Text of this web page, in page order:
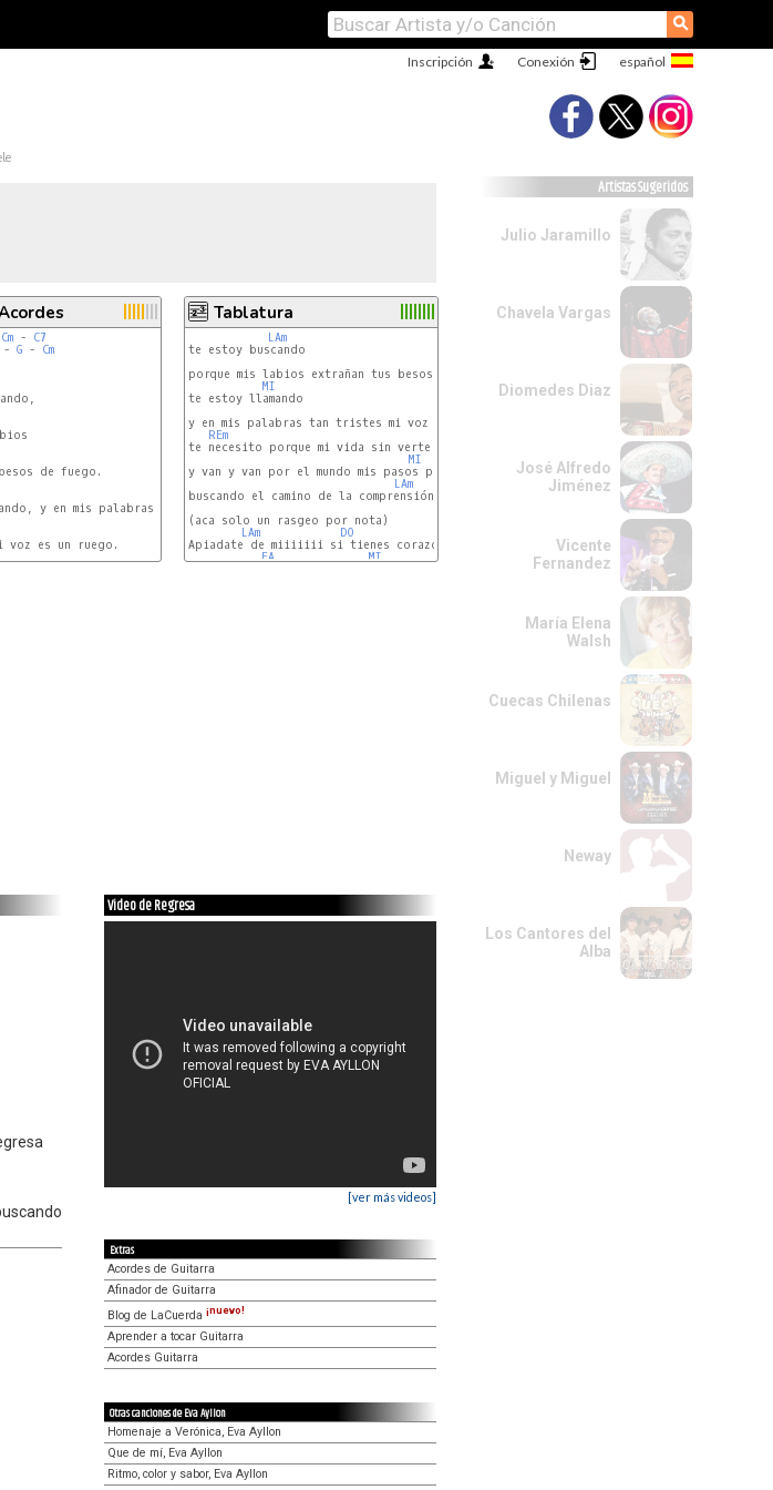
⚲
Conexión
Inscripción
Cm - C7
- G - Cm
de fuego.
y en mis palabras
es un ruego.
Tablatura
LAm
te estoy buscando
porque mis labios extrañan tus besos de fuego
MI
te estoy llamando
y en mis palabras tan tristes mi voz es un ruego
REm
te necesito porque mi vida sin verte no tiene sentido
MI
y van y van por el mundo mis pasos perdidos
LAm
buscando el camino de la comprensión
(aca solo un rasgeo por nota)
LAm
DO
Apiadate de miiiiiii si tienes corazon
FA
MI
Video de Regresa
[ver más videos]
Extras
Acordes de Guitarra
Afinador de Guitarra
Blog de LaCuerda ¡nuevo!
Aprender a tocar Guitarra
Acordes Guitarra
Otras canciones de Eva Ayllon
Homenaje a Verónica, Eva Ayllon
Que de mí, Eva Ayllon
Ritmo, color y sabor, Eva Ayllon
Artistas Sugeridos
Julio Jaramillo
Chavela Vargas
Diomedes Diaz
José Alfredo
Jiménez
Vicente
Fernandez
María Elena
Walsh
Cuecas Chilenas
Miguel y Miguel
Neway
Los Cantores del
Alba